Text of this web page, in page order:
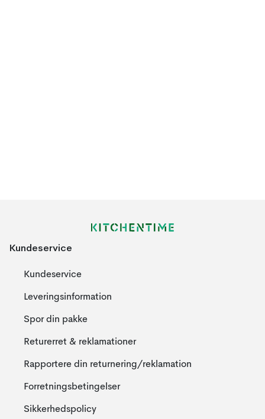
Kundeservice
Kundeservice
Leveringsinformation
Spor din pakke
Returerret & reklamationer
Rapportere din returnering/reklamation
Forretningsbetingelser
Sikkerhedspolicy